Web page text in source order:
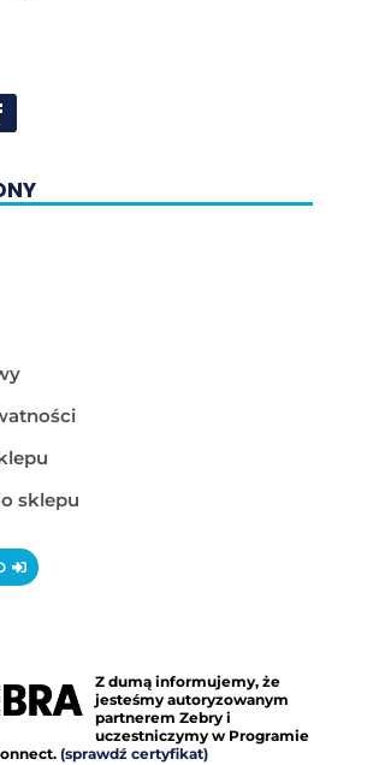
sklepu
Z dumą informujemy, że
jesteśmy autoryzowanym
partnerem Zebry i
uczestniczymy w Programie
(sprawdź certyfikat)